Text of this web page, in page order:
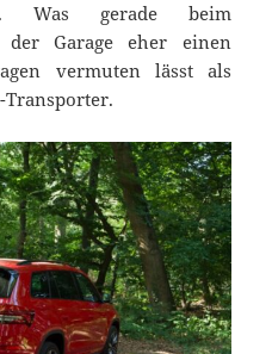
Was gerade beim
Garage eher einen
vermuten lässt als
Transporter.